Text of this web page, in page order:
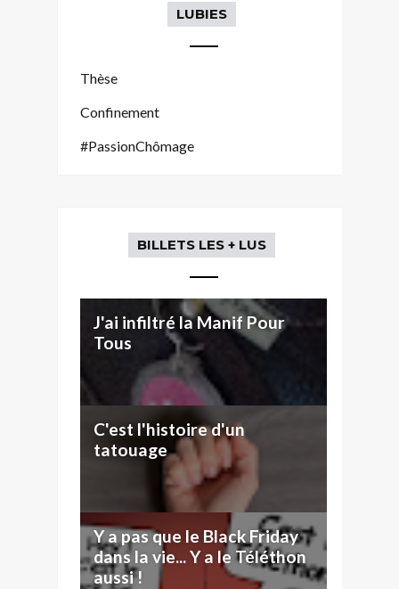
LUBIES
Thèse
Confinement
#PassionChômage
BILLETS LES + LUS
J'ai infiltré la Manif Pour
Tous
C'est l'histoire d'un
tatouage
Y a pas que le Black Friday
dans la vie... Y a le Téléthon
aussi !